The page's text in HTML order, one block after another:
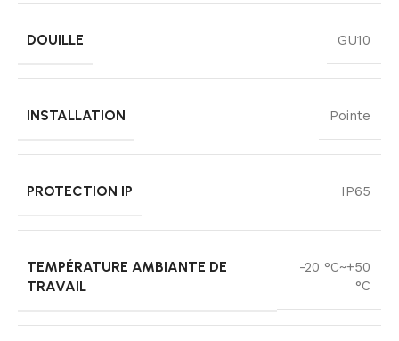
DOUILLE GU10
INSTALLATION Pointe
PROTECTION IP IP65
TEMPÉRATURE AMBIANTE DE
TRAVAIL
-20 °C~+50
°C